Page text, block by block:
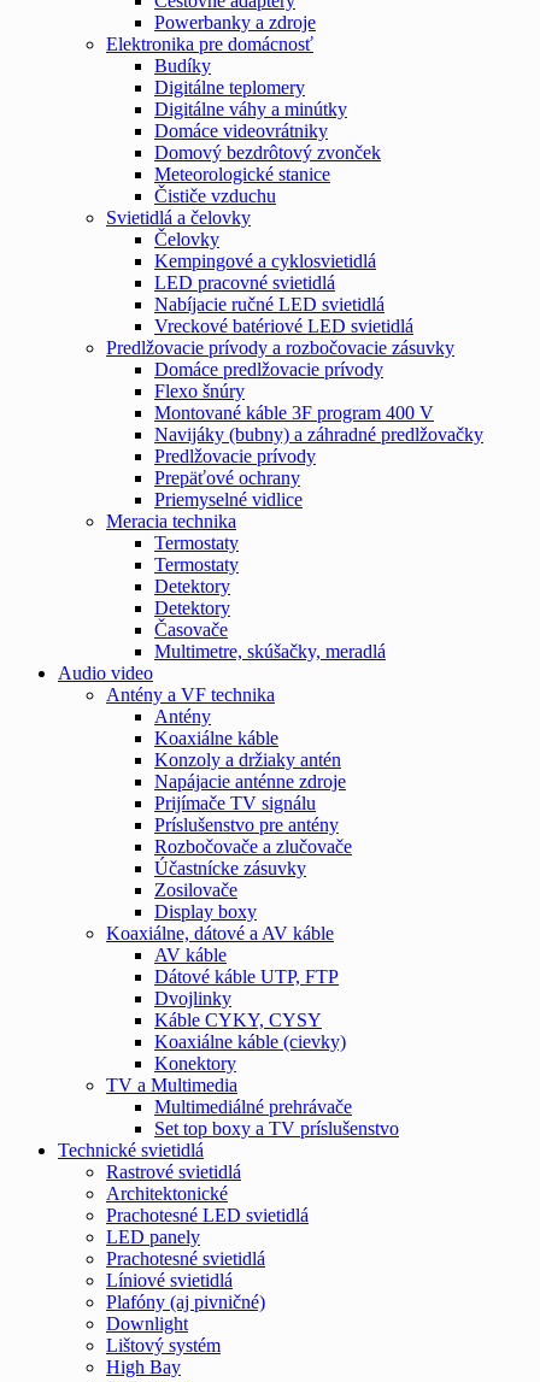
Powerbanky a zdroje
Elektronika pre domácnosť
Budíky
Digitálne teplomery
Digitálne váhy a minútky
Domáce videovrátniky
Domový bezdrôtový zvonček
Meteorologické stanice
Čističe vzduchu
Svietidlá a čelovky
Čelovky
Kempingové a cyklosvietidlá
LED pracovné svietidlá
Nabíjacie ručné LED svietidlá
Vreckové batériové LED svietidlá
Predlžovacie prívody a rozbočovacie zásuvky
Domáce predlžovacie prívody
Flexo šnúry
Montované káble 3F program 400 V
Navijáky (bubny) a záhradné predlžovačky
Predlžovacie prívody
Prepäťové ochrany
Priemyselné vidlice
Meracia technika
Termostaty
Termostaty
Detektory
Detektory
Časovače
Multimetre, skúšačky, meradlá
Audio video
Antény a VF technika
Antény
Koaxiálne káble
Konzoly a držiaky antén
Napájacie anténne zdroje
Prijímače TV signálu
Príslušenstvo pre antény
Rozbočovače a zlučovače
Účastnícke zásuvky
Zosilovače
Display boxy
Koaxiálne, dátové a AV káble
AV káble
Dátové káble UTP, FTP
Dvojlinky
Káble CYKY, CYSY
Koaxiálne káble (cievky)
Konektory
TV a Multimedia
Multimediálné prehrávače
Set top boxy a TV príslušenstvo
Technické svietidlá
Rastrové svietidlá
Architektonické
Prachotesné LED svietidlá
LED panely
Prachotesné svietidlá
Líniové svietidlá
Plafóny (aj pivničné)
Downlight
Lištový systém
High Bay